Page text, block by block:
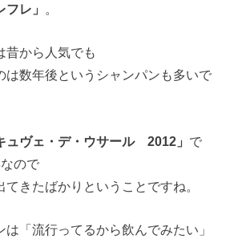
フレ」 。
昔から人気でも
は数年後というシャンパンも多いで
ュヴェ・デ・ウサール 2012」 で
ので
きたばかりということですね。
「流行ってるから飲んでみたい」